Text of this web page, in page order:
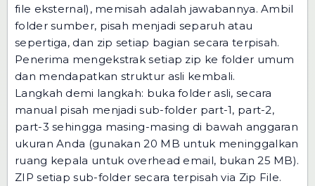
file eksternal), memisah adalah jawabannya. Ambil
folder sumber, pisah menjadi separuh atau
sepertiga, dan zip setiap bagian secara terpisah.
Penerima mengekstrak setiap zip ke folder umum
dan mendapatkan struktur asli kembali.
Langkah demi langkah: buka folder asli, secara
manual pisah menjadi sub-folder part-1, part-2,
part-3 sehingga masing-masing di bawah anggaran
ukuran Anda (gunakan 20 MB untuk meninggalkan
ruang kepala untuk overhead email, bukan 25 MB).
ZIP setiap sub-folder secara terpisah via Zip File.